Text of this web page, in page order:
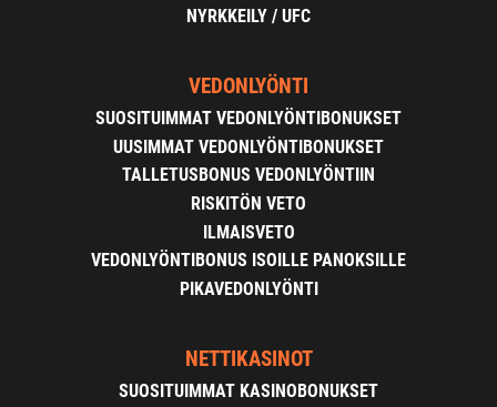
NYRKKEILY / UFC
VEDONLYÖNTI
SUOSITUIMMAT VEDONLYÖNTIBONUKSET
UUSIMMAT VEDONLYÖNTIBONUKSET
TALLETUSBONUS VEDONLYÖNTIIN
RISKITÖN VETO
ILMAISVETO
VEDONLYÖNTIBONUS ISOILLE PANOKSILLE
PIKAVEDONLYÖNTI
NETTIKASINOT
SUOSITUIMMAT KASINOBONUKSET